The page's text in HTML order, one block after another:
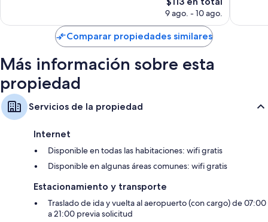
precio
es
9 ago. - 10 ago.
Comparar propiedades similares
Más información sobre esta
propiedad
Servicios de la propiedad
Internet
Disponible en todas las habitaciones: wifi gratis
Disponible en algunas áreas comunes: wifi gratis
Estacionamiento y transporte
Traslado de ida y vuelta al aeropuerto (con cargo) de 07:00
a 21:00 previa solicitud